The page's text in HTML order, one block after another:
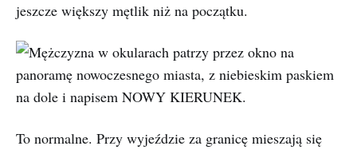
jeszcze większy mętlik niż na początku.
To normalne. Przy wyjeździe za granicę mieszają się